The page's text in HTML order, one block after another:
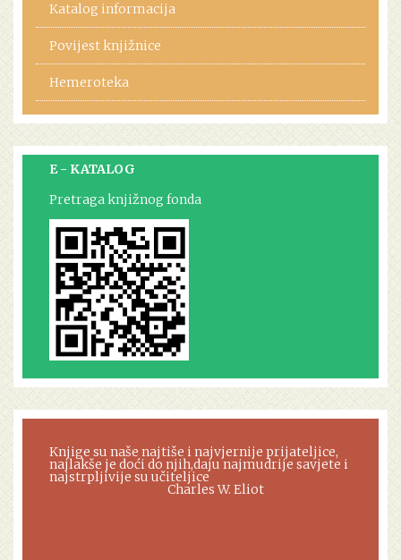
Katalog informacija
Povijest knjižnice
Hemeroteka
E - KATALOG
Pretraga knjižnog fonda
Knjige su naše najtiše i najvjernije prijateljice,
najlakše je doći do njih,daju najmudrije savjete i
najstrpljivije su učiteljice
Charles W. Eliot